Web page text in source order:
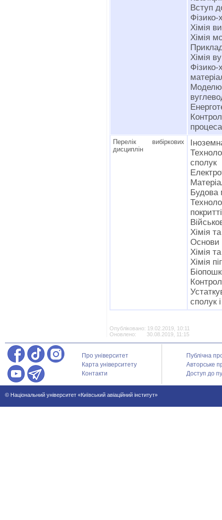
Вступ
Фізико-
Хімія
Хімія
Хімія
Перелік вибіркових
дисциплін
сполук
Будова
Хімія
Основи
Хімія
Хімія
сполук
Опубліковано: 19.02.2019, 10:11
Оновлено: 30.08.2019, 11:15
Про університет
Карта університету
Контакти
Публічна
Авторське
Доступ до
© Національний університет «Київський авіаційний інститут»